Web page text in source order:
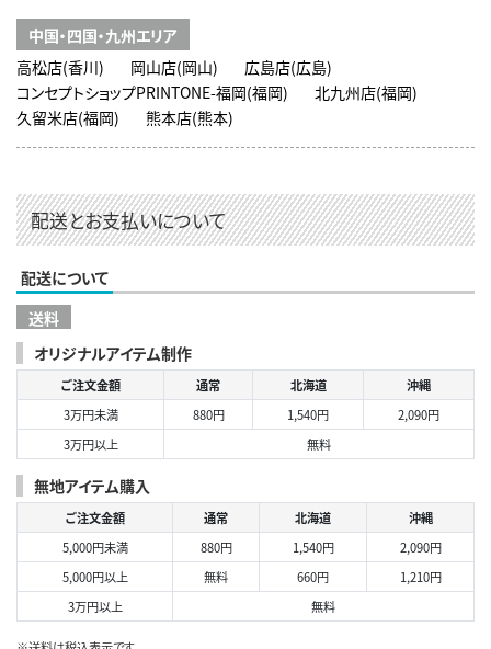
中国・四国・九州エリア
高松店(香川)
岡山店(岡山)
広島店(広島)
コンセプトショップPRINTONE-福岡(福岡)
北九州店(福岡)
久留米店(福岡)
熊本店(熊本)
配送とお支払いについて
配送について
送料
オリジナルアイテム制作
ご注文金額 通常 北海道
沖縄
3万円未満
880円 1,540円
2,090円
3万円以上
無料
無地アイテム購入
ご注文金額 通常 北海道
沖縄
5,000円未満
880円 1,540円
2,090円
5,000円以上
無料 660円
1,210円
3万円以上
無料